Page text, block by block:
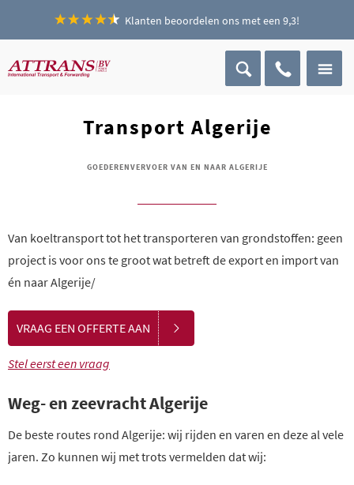
Klanten beoordelen ons met een 9,3!
Transport Algerije
GOEDERENVERVOER VAN EN NAAR ALGERIJE
Van koeltransport tot het transporteren van grondstoffen: geen
project is voor ons te groot wat betreft de export en import van
én naar Algerije/
VRAAG EEN OFFERTE AAN
Stel eerst een vraag
Weg- en zeevracht Algerije
De beste routes rond Algerije: wij rijden en varen en deze al vele
jaren. Zo kunnen wij met trots vermelden dat wij: